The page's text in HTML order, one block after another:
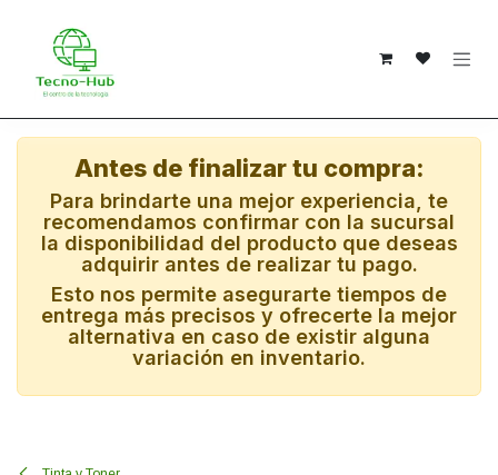
Antes de finalizar tu compra:
Para brindarte una mejor experiencia, te
recomendamos confirmar con la sucursal
la disponibilidad del producto que deseas
adquirir antes de realizar tu pago.
Esto nos permite asegurarte tiempos de
entrega más precisos y ofrecerte la mejor
alternativa en caso de existir alguna
variación en inventario.